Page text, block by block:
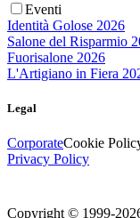
Eventi
Identità Golose 2026
Salone del Risparmio
Fuorisalone 2026
L'Artigiano in Fiera
Legal
CorporateCookie
Privacy Policy
Copyright © 1999-